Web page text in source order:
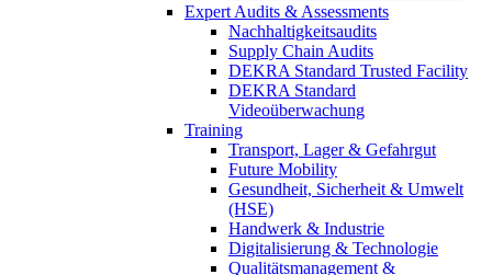
Expert Audits & Assessments
Nachhaltigkeitsaudits
Supply Chain Audits
DEKRA Standard Trusted Facility
DEKRA Standard
Videoüberwachung
Training
Transport, Lager & Gefahrgut
Future Mobility
Gesundheit, Sicherheit & Umwelt
(HSE)
Handwerk & Industrie
Digitalisierung & Technologie
Qualitätsmanagement &